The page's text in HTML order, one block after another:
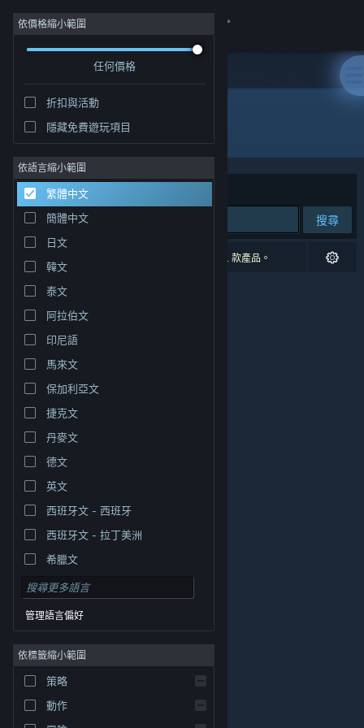
登入
社群
關於
客服
變更語言
取得 Steam 行動應用程式
檢視電腦版網頁
權人在美國與其它國家（地區）之財產。
Cookie
依價格縮小範圍
任何價格
折扣與活動
隱藏免費遊玩項目
依語言縮小範圍
繁體中文
簡體中文
日文
韓文
泰文
阿拉伯文
印尼語
馬來文
保加利亞文
捷克文
丹麥文
德文
英文
西班牙文 - 西班牙
西班牙文 - 拉丁美洲
希臘文
管理語言偏好
依標籤縮小範圍
策略
動作
發行商: Lost Relic Games
排序依據 相關性
搜尋
0 項相符的搜尋結果。 已根據您的偏好設定排除 1 款產品。